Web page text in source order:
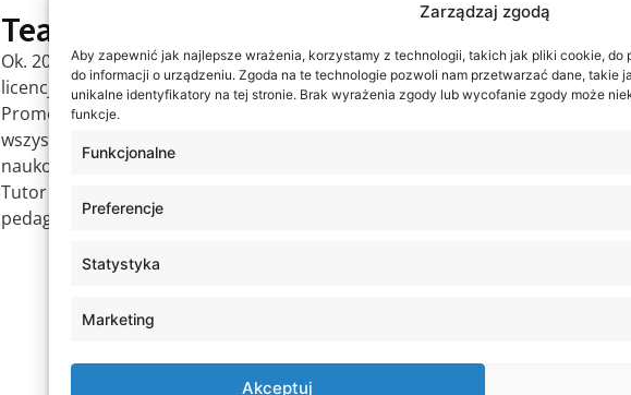
Zarządzaj zgodą
Aby zapewnić jak najlepsze wrażenia, korzystamy z technologii, takich jak pliki cookie,
do informacji o urządzeniu. Zgoda na te technologie pozwoli nam przetwarzać dane, takie
unikalne identyfikatory na tej stronie. Brak wyrażenia zgody lub wycofanie zgody może
funkcje.
Funkcjonalne
Preferencje
Statystyka
Marketing
Akceptuj
Teaching experience
Ok. 20 lat doświadczenia dydaktycznego na wszystkich poziomach
licencjackie, magisterskie, podyplomowe, doktorskie.
Promotor prac licencjackich, magisterskich i doktorskich. Opiekun naukowy
wszystkich poziomów studiów oraz lekarzy w toku specjalizacji. Opiekun koła
naukowego.
Tutor adaptacyjny dla studentów obcokrajowców i psychologiczny dla
pedagogiki.